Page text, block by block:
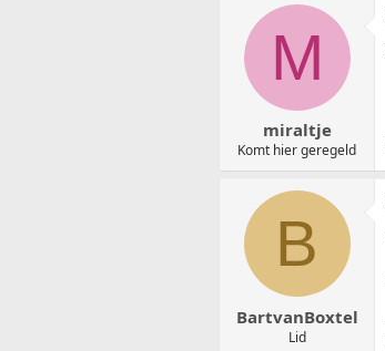
M
miraltje
Komt hier geregeld
B
BartvanBoxtel
Lid